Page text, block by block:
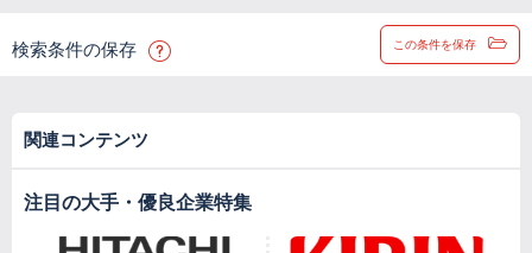
検索条件の保存 この条件を保存
関連コンテンツ
注目の大手・優良企業特集